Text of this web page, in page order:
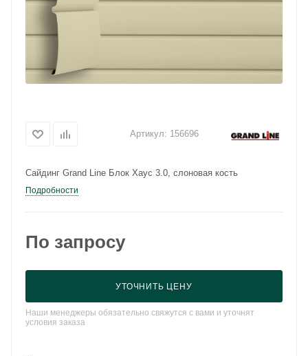
Артикул: 156696
Сайдинг Grand Line Блок Хаус 3.0, слоновая кость
Подробности
По запросу
УТОЧНИТЬ ЦЕНУ
Наши менеджеры обязательно свяжутся с вами и уточнят
условия заказа